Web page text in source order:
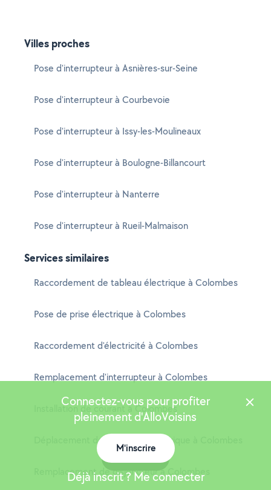
Villes proches
Pose d'interrupteur à Asnières-sur-Seine
Pose d'interrupteur à Courbevoie
Pose d'interrupteur à Issy-les-Moulineaux
Pose d'interrupteur à Boulogne-Billancourt
Pose d'interrupteur à Nanterre
Pose d'interrupteur à Rueil-Malmaison
Services similaires
Raccordement de tableau électrique à Colombes
Pose de prise électrique à Colombes
Raccordement d'électricité à Colombes
Remplacement d'interrupteur à Colombes
Installation de courant à Colombes
Déplacement de compteur électrique à Colombes
Remplacement de disjoncteur à Colombes
Connectez-vous pour profiter
pleinement d'AlloVoisins
M'inscrire
Déjà inscrit ? Me connecter